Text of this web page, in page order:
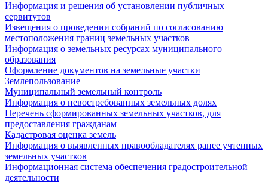
Информация и решения об установлении публичных
сервитутов
Извещения о проведении собраний по согласованию
местоположения границ земельных участков
Информация о земельных ресурсах муниципального
образования
Оформление документов на земельные участки
Землепользование
Муниципальный земельный контроль
Информация о невостребованных земельных долях
Перечень сформированных земельных участков, для
предоставления гражданам
Кадастровая оценка земель
Информация о выявленных правообладателях ранее учтенных
земельных участков
Информационная система обеспечения градостроительной
деятельности